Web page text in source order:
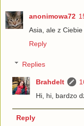
anonimowa72
Asia, ale z
Reply
Replies
Brahdelt
Hi, hi, bardzo
Reply